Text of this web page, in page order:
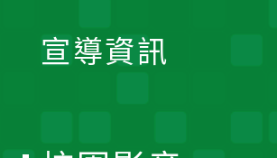
宣導資訊